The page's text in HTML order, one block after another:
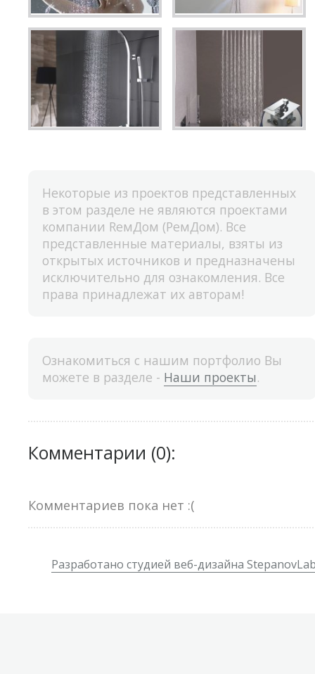
Некоторые из проектов представленных
в этом разделе не являются проектами
компании RемДом (РемДом). Все
представленные материалы, взяты из
открытых источников и предназначены
исключительно для ознакомления. Все
права принадлежат их авторам!
Ознакомиться с нашим портфолио Вы
можете в разделе - Наши проекты.
Комментарии (0):
Комментариев пока нет :(
Разработано студией веб-дизайна